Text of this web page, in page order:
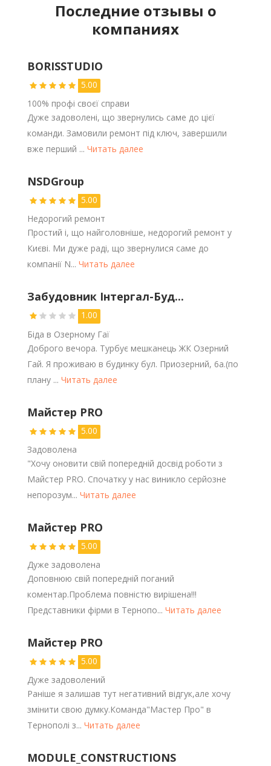
Последние отзывы о
компаниях
BORISSTUDIO
5.00
100% профі своєї справи
Дуже задоволені, що звернулись саме до цієї
команди. Замовили ремонт під ключ, завершили
вже перший ... Читать далее
NSDGroup
5.00
Недорогий ремонт
Простий і, що найголовніше, недорогий ремонт у
Києві. Ми дуже раді, що звернулися саме до
компанії N... Читать далее
Забудовник Інтергал-Буд...
1.00
Біда в Озерному Гаї
Доброго вечора. Турбує мешканець ЖК Озерний
Гай. Я проживаю в будинку бул. Приозерний, 6а.(по
плану ... Читать далее
Майстер PRO
5.00
Задоволена
"Хочу оновити свій попередній досвід роботи з
Майстер PRO. Спочатку у нас виникло серйозне
непорозум... Читать далее
Майстер PRO
5.00
Дуже задоволена
Доповнюю свій попередній поганий
коментар.Проблема повністю вирішена!!!
Представники фірми в Тернопо... Читать далее
Майстер PRO
5.00
Дуже задоволений
Раніше я залишав тут негативний відгук,але хочу
змінити свою думку.Команда"Мастер Про" в
Тернополі з... Читать далее
MODULE_CONSTRUCTIONS